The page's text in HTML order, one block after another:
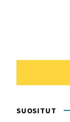
SUOSITUT